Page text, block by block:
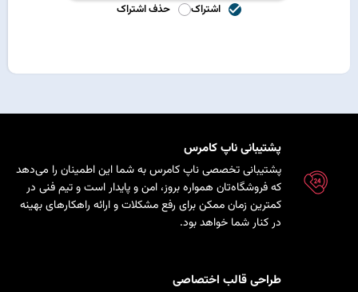
اشتراک حذف اشتراک
پشتیبانی ناپ کامرس
پشتیبانی تخصصی ناپ کامرس به شما این اطمینان را می‌دهد
که فروشگاه‌تان همواره بروز، امن و پایدار است و تیم فنی در
کمترین زمان ممکن برای رفع مشکلات و ارائه راهکارهای بهینه
در کنار شما خواهد بود.
طراحی قالب اختصاصی